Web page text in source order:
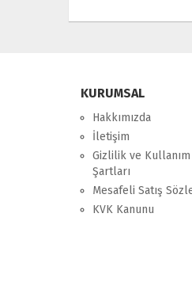
KURUMSAL
Hakkımızda
İletişim
Gizlilik ve Kullanım
Şartları
Mesafeli Satış
KVK Kanunu